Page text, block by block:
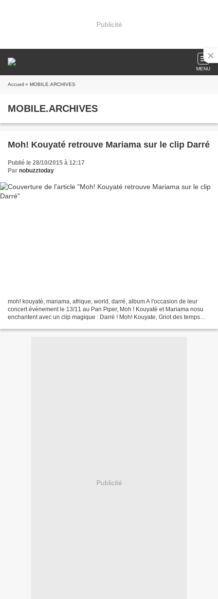
Publicité
MENU
Accueil » MOBILE.ARCHIVES
MOBILE.ARCHIVES
Moh! Kouyaté retrouve Mariama sur le clip Darré
Publié le 28/10/2015 à 12:17
Par nobuzztoday
moh! kouyaté, mariama, afrique, world, darré, album A l'occasion de leur
concert événement le 13/11 au Pan Piper, Moh ! Kouyaté et Mariama nosu
enchantent avec un clip magique : Darré ! Moh! Kouyate, Griot des temps
Publicité